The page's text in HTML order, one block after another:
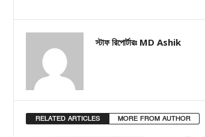
স্টাফ রিপোর্টারঃ MD Ashik
RELATED ARTICLES MORE FROM AUTHOR